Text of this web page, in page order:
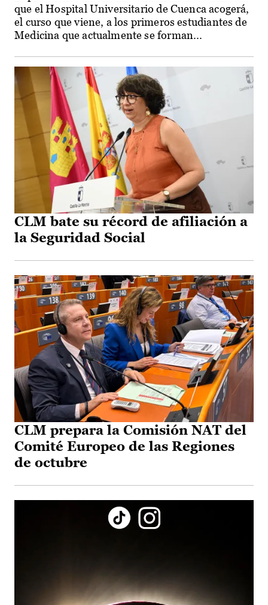
que el Hospital Universitario de Cuenca acogerá,
el curso que viene, a los primeros estudiantes de
Medicina que actualmente se forman...
CLM bate su récord de afiliación a
la Seguridad Social
CLM prepara la Comisión NAT del
Comité Europeo de las Regiones
de octubre